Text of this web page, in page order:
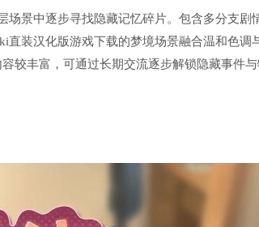
景中逐步寻找隐藏记忆碎片。包含多分支剧
直装汉化版游戏下载的梦境场景融合温和色调
较丰富，可通过长期交流逐步解锁隐藏事件与